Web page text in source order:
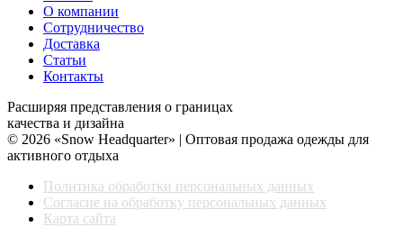
О компании
Сотрудничество
Доставка
Статьи
Контакты
Расширяя представления о границах
качества и дизайна
© 2026 «Snow Headquarter» | Оптовая продажа одежды для
активного отдыха
Политика обработки персональных данных
Согласие на обработку персональных данных
Карта сайта